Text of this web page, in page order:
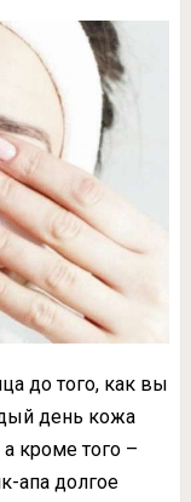
до того, как вы
день кожа
кроме того –
апа долгое